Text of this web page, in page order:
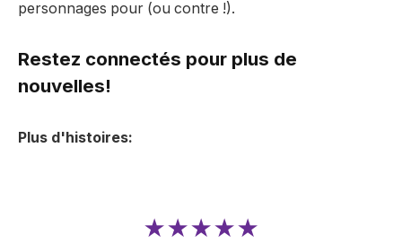
personnages pour (ou contre !).
Restez connectés pour plus de
nouvelles!
Plus d'histoires:
★★★★★